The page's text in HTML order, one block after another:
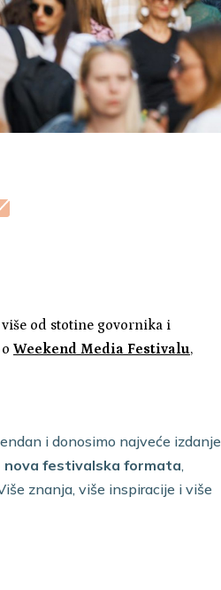
od stotine govornika i
Weekend Media Festivalu,
i donosimo najveće izdanje
nova festivalska formata,
znanja, više inspiracije i više